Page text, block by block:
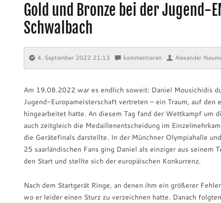
Gold und Bronze bei der Jugend-
Schwalbach
4. September 2022 21:13 ⋅ kommentieren ⋅ Alexander
Am 19.08.2022 war es endlich soweit: Daniel Mousichidis
Jugend-Europameisterschaft vertreten – ein Traum, auf den
hingearbeitet hatte. An diesem Tag fand der Wettkampf um
auch zeitgleich die Medaillenentscheidung im
die Gerätefinals darstellte. In der Münchner Olympiahalle
25 saarländischen Fans ging Daniel als einziger aus seinem
den Start und stellte sich der europäischen Konkurrenz.
Nach dem Startgerät Ringe, an denen ihm ein größerer
wo er leider einen Sturz zu verzeichnen hatte. Danach